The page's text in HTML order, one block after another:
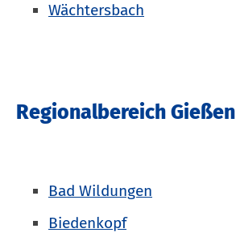
Wächtersbach
Regionalbereich Gießen
Bad Wildungen
Biedenkopf